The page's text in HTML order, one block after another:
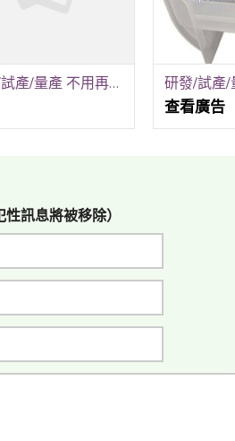
研發/試產/量產 不用再跑五家！銳隆光電一站式全包
查看廣告
訊息將被移除）